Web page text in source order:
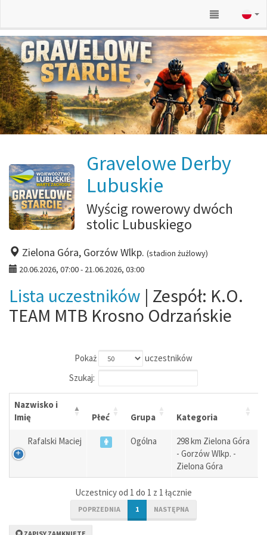
Gravelowe Derby
Lubuskie
Wyścig rowerowy dwóch
stolic Lubuskiego
Zielona Góra, Gorzów Wlkp. (stadion żużlowy)
20.06.2026, 07:00 - 21.06.2026, 03:00
Lista uczestników | Zespół: K.O.
TEAM MTB Krosno Odrzańskie
Pokaż
uczestników
Szukaj:
Nazwisko i
Imię
Płeć Grupa Kategoria
Rafalski Maciej Ogólna
298 km Zielona Góra
- Gorzów Wlkp. -
Zielona Góra
Uczestnicy od 1 do 1 z 1 łącznie
POPRZEDNIA 1 NASTĘPNA